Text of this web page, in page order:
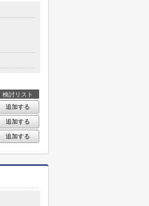
検討リスト
追加する
追加する
追加する